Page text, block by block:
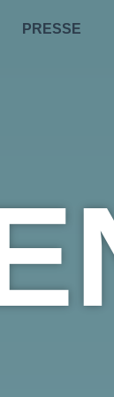
PRESSE